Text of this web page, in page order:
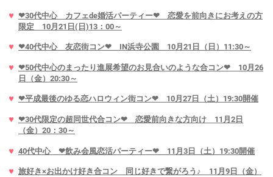
❤30代中心 カフェde婚活パーティー❤ 恋愛を前向きにお考えの方
限定 10月21日(日)13：00～
❤40代中心 友恋街コン❤ IN浜寺公園 10月21日（日）11:30～
❤50代中心のまったり進展希望のお見合いのような合コン❤ 10月26
日（金）20:30～
❤平成最後のゆる恋ハロウィン街コン❤ 10月27日（土）19:30開催
❤30代限定の超同世代合コン❤ 恋愛前向きな方向け 11月2日
（金）20：30～
40代中心 ❤飲み会風恋活パーティー❤ 11月3日（土）19:30開催
旅好き×お出かけ好き合コン 同じ好きで繋がろう♪ 11月9日（金）